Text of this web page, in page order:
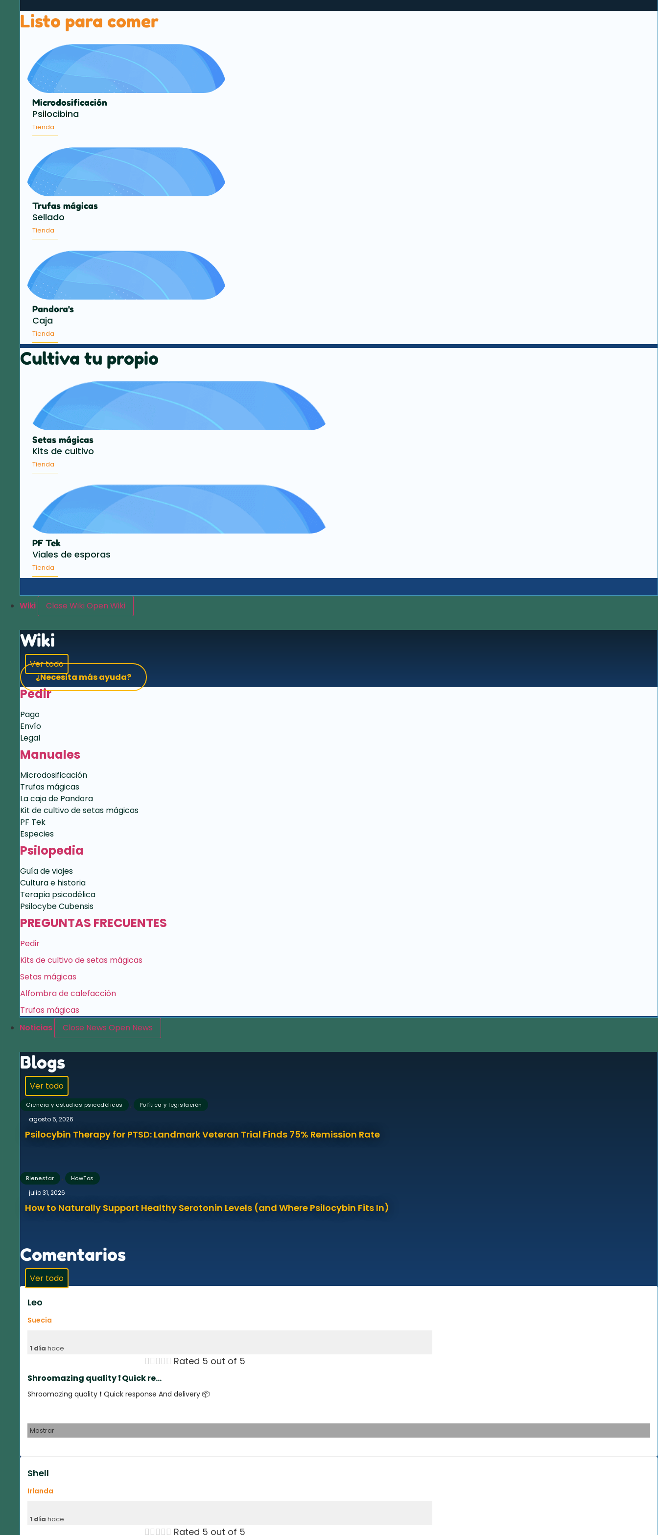
Listo para comer
Microdosificación
Psilocibina
Tienda
Trufas mágicas
Sellado
Tienda
Pandora's
Caja
Tienda
Cultiva tu propio
Setas mágicas
Kits de cultivo
Tienda
PF Tek
Viales de esporas
Tienda
Wiki Close WikiOpen Wiki
Wiki
Ver todo
¿Necesita más ayuda?
Pedir
Pago
Envío
Legal
Manuales
Microdosificación
Trufas mágicas
La caja de Pandora
Kit de cultivo de setas mágicas
PF Tek
Especies
Psilopedia
Guía de viajes
Cultura e historia
Terapia psicodélica
Psilocybe Cubensis
PREGUNTAS FRECUENTES
Pedir
Kits de cultivo de setas mágicas
Setas mágicas
Alfombra de calefacción
Trufas mágicas
Noticias
Close News Open News
Blogs
Ver todo
Ciencia y estudios psicodélicos , Política y legislación
agosto 5, 2026
Psilocybin Therapy for PTSD: Landmark Veteran Trial Finds 75% Remission Rate
Bienestar , HowTos
julio 31, 2026
How to Naturally Support Healthy Serotonin Levels (and Where Psilocybin Fits In)
Comentarios
Ver todo
Leo
Suecia
1 día hace
 Rated 5 out of 5
Shroomazing quality ❗️ Quick re...
Shroomazing quality ❗️ Quick response And delivery 📦
Mostrar
Shell
Irlanda
1 día hace
 Rated 5 out of 5